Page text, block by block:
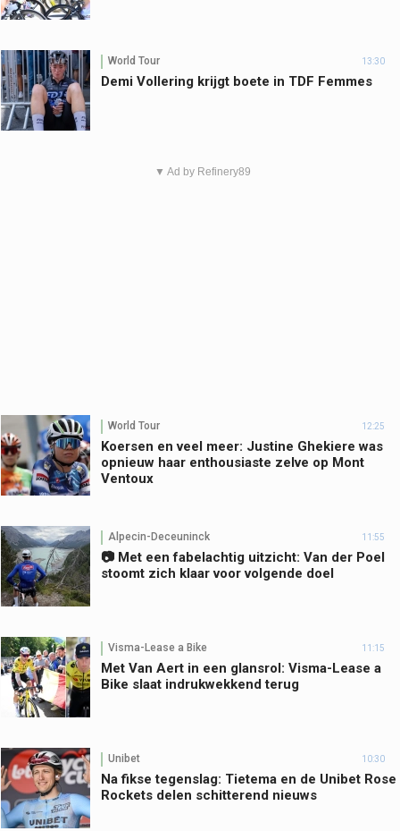
World Tour 13:30
Demi Vollering krijgt boete in TDF Femmes
▼ Ad by Refinery89
World Tour 12:25
Koersen en veel meer: Justine Ghekiere was
opnieuw haar enthousiaste zelve op Mont
Ventoux
Alpecin-Deceuninck 11:55
📷 Met een fabelachtig uitzicht: Van der Poel
stoomt zich klaar voor volgende doel
Visma-Lease a Bike 11:15
Met Van Aert in een glansrol: Visma-Lease a
Bike slaat indrukwekkend terug
Unibet 10:30
Na fikse tegenslag: Tietema en de Unibet Rose
Rockets delen schitterend nieuws